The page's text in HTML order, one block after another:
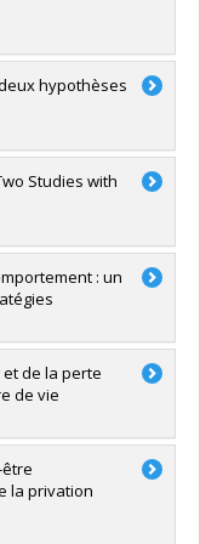
hypothèses
Studies with
: un
de la perte
de vie
la privation